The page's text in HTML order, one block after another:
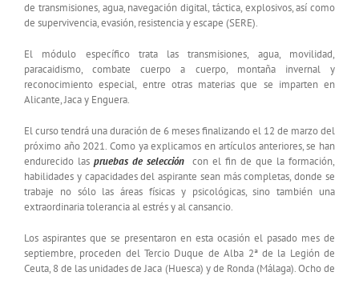
de transmisiones, agua, navegación digital, táctica, explosivos, así como
de supervivencia, evasión, resistencia y escape (SERE).
El módulo específico trata las transmisiones, agua, movilidad,
paracaidismo, combate cuerpo a cuerpo, montaña invernal y
reconocimiento especial, entre otras materias que se imparten en
Alicante, Jaca y Enguera.
El curso tendrá una duración de 6 meses finalizando el 12 de marzo del
próximo año 2021. Como ya explicamos en artículos anteriores, se han
endurecido las pruebas de selección con el fin de que la formación,
habilidades y capacidades del aspirante sean más completas, donde se
trabaje no sólo las áreas físicas y psicológicas, sino también una
extraordinaria tolerancia al estrés y al cansancio.
Los aspirantes que se presentaron en esta ocasión el pasado mes de
septiembre, proceden del Tercio Duque de Alba 2ª de la Legión de
Ceuta, 8 de las unidades de Jaca (Huesca) y de Ronda(Málaga). Ocho de